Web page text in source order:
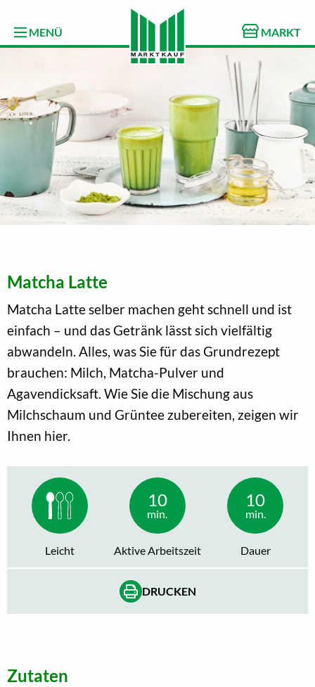
MENÜ MARKT
Matcha Latte
Matcha Latte selber machen geht schnell und ist
einfach – und das Getränk lässt sich vielfältig
abwandeln. Alles, was Sie für das Grundrezept
brauchen: Milch, Matcha-Pulver und
Agavendicksaft. Wie Sie die Mischung aus
Milchschaum und Grüntee zubereiten, zeigen wir
Ihnen hier.
Leicht
10
min.
Aktive Arbeitszeit
10
min.
Dauer
DRUCKEN
Zutaten